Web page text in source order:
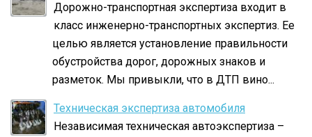
Дорожно-транспортная экспертиза входит в
класс инженерно-транспортных экспертиз. Ее
целью является установление правильности
обустройства дорог, дорожных знаков и
разметок. Мы привыкли, что в ДТП вино...
Техническая экспертиза автомобиля
Независимая техническая автоэкспертиза –